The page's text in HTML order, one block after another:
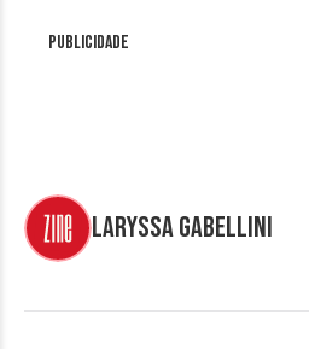
Publicidade
Laryssa Gabellini